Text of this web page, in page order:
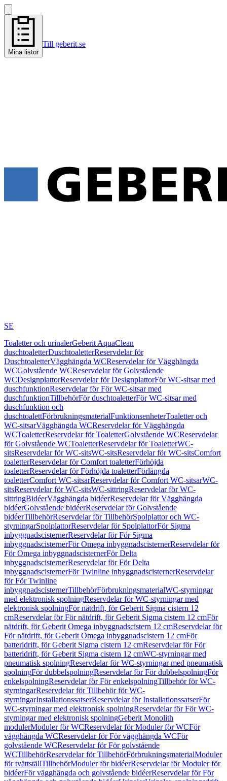
Mina listor
Till geberit.se
SE
Toaletter och urinalerGeberit AquaClean
duschtoaletterDuschtoaletterReservdelar för
DuschtoaletterVägghängda WCReservdelar för Vägghängda
WCGolvstående WCReservdelar för Golvstående
WCDesignplattorReservdelar för DesignplattorFör WC-sitsar med
duschfunktionReservdelar för För WC-sitsar med
duschfunktionTillbehörFör duschtoaletterFör WC-sitsar med
duschfunktion och
duschtoalettFörbrukningsmaterialFunktionsenheterToaletter och
WC-sitsarVägghängda WCReservdelar för Vägghängda
WCToaletterReservdelar för ToaletterGolvstående WCReservdelar
för Golvstående WCToaletterReservdelar för ToaletterWC-
sitsReservdelar för WC-sitsWC-sitsReservdelar för WC-sitsComfort
toaletterReservdelar för Comfort toaletterFörhöjda
toaletterReservdelar för Förhöjda toaletterFörlängda
toaletterComfort WC-sitsarReservdelar för Comfort WC-sitsarWC-
sitsReservdelar för WC-sitsWC-sittringReservdelar för WC-
sittringBidéerVägghängda bidéerReservdelar för Vägghängda
bidéerGolvstående bidéerReservdelar för Golvstående
bidéerTillbehörReservdelar för TillbehörSpolplattor och WC-
styrningarSpolplattorReservdelar för SpolplattorFör Sigma
inbyggnadscisternerReservdelar för För Sigma
inbyggnadscisternerFör Omega inbyggnadscisternerReservdelar för
För Omega inbyggnadscisternerFör Delta
inbyggnadscisternerReservdelar för För Delta
inbyggnadscisternerFör Twinline inbyggnadscisternerReservdelar
för För Twinline
inbyggnadscisternerTillbehörFörbrukningsmaterialWC-styrningar
med elektronisk spolningReservdelar för WC-styrningar med
elektronisk spolningFör nätdrift, för Geberit Sigma cistern 12
cmReservdelar för För nätdrift, för Geberit Sigma cistern 12 cmFör
nätdrift, för Geberit Omega inbyggnadscistern 12 cmReservdelar för
För nätdrift, för Geberit Omega inbyggnadscistern 12 cmFör
batteridrift, för Geberit Sigma cistern 12 cmReservdelar för För
batteridrift, för Geberit Sigma cistern 12 cmWC-styrningar med
pneumatisk spolningReservdelar för WC-styrningar med pneumatisk
spolningFör dubbelspolningReservdelar för För dubbelspolningFör
enkelspolningReservdelar för För enkelspolningTillbehör för WC-
styrningarReservdelar för Tillbehör för WC-
styrningarInstallationssatserReservdelar för InstallationssatserFör
WC-styrningar med elektronisk spolningReservdelar för För WC-
styrningar med elektronisk spolningGeberit Monolith
modulerModuler för WCReservdelar för Moduler för WCFör
vägghängda WCReservdelar för För vägghängda WCFör
golvstående WCReservdelar för För golvstående
WCTillbehörReservdelar för TillbehörFörbrukningsmaterialModuler
för tvättställTillbehörModuler för bidéerReservdelar för Moduler för
bidéerFör vägghängda och golvstående bidéerReservdelar för För